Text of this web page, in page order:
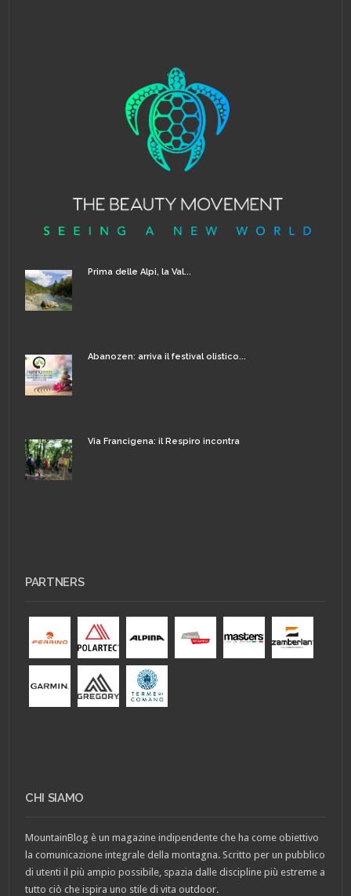
Prima delle Alpi, la Val...
Abanozen: arriva il festival olistico...
Via Francigena: il Respiro incontra
PARTNERS
CHI SIAMO
MountainBlog è un magazine indipendente che ha come obiettivo
la comunicazione integrale della montagna. Scritto per un pubblico
di utenti il più ampio possibile, spazia dalle discipline più estreme a
tutto ciò che ispira uno stile di vita outdoor.